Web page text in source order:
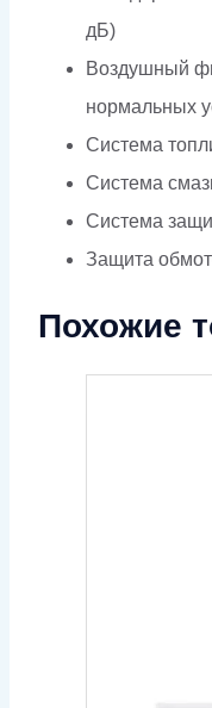
дБ)
Воздушный
нормальных
Система
Система
Система
Защита
Похожие